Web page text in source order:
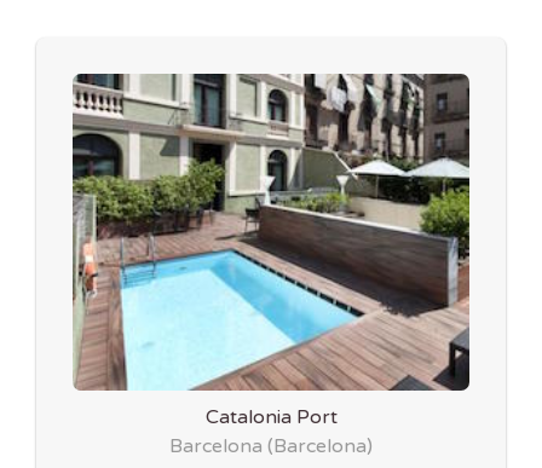
Catalonia Port
Barcelona (Barcelona)